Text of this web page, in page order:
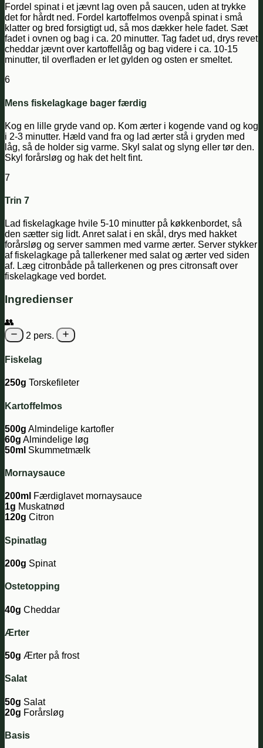
Fordel spinat i et jævnt lag oven på saucen, uden at trykke
det for hårdt ned. Fordel kartoffelmos ovenpå spinat i små
klatter og bred forsigtigt ud, så mos dækker hele fadet. Sæt
fadet i ovnen og bag i ca. 20 minutter. Tag fadet ud, drys revet
cheddar jævnt over kartoffellåg og bag videre i ca. 10-15
minutter, til overfladen er let gylden og osten er smeltet.
6
Mens fiskelagkage bager færdig
Kog en lille gryde vand op. Kom ærter i kogende vand og kog
i 2-3 minutter. Hæld vand fra og lad ærter stå i gryden med
låg, så de holder sig varme. Skyl salat og slyng eller tør den.
Skyl forårsløg og hak det helt fint.
7
Trin 7
Lad fiskelagkage hvile 5-10 minutter på køkkenbordet, så
den sætter sig lidt. Anret salat i en skål, drys med hakket
forårsløg og server sammen med varme ærter. Server stykker
af fiskelagkage på tallerkener med salat og ærter ved siden
af. Læg citronbåde på tallerkenen og pres citronsaft over
fiskelagkage ved bordet.
Ingredienser
👥
2 pers.
Fiskelag
250g Torskefileter
Kartoffelmos
500g Almindelige kartofler
60g Almindelige løg
50ml Skummetmælk
Mornaysauce
200ml Færdiglavet mornaysauce
1g Muskatnød
120g Citron
Spinatlag
200g Spinat
Ostetopping
40g Cheddar
Ærter
50g Ærter på frost
Salat
50g Salat
20g Forårsløg
Basis